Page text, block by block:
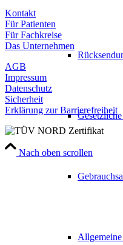
Kontakt
Für Patienten
Für Fachkreise
Das Unternehmen
AGB
Impressum
Datenschutz
Sicherheit
Erklärung zur Barrierefreiheit
Nach oben scrollen